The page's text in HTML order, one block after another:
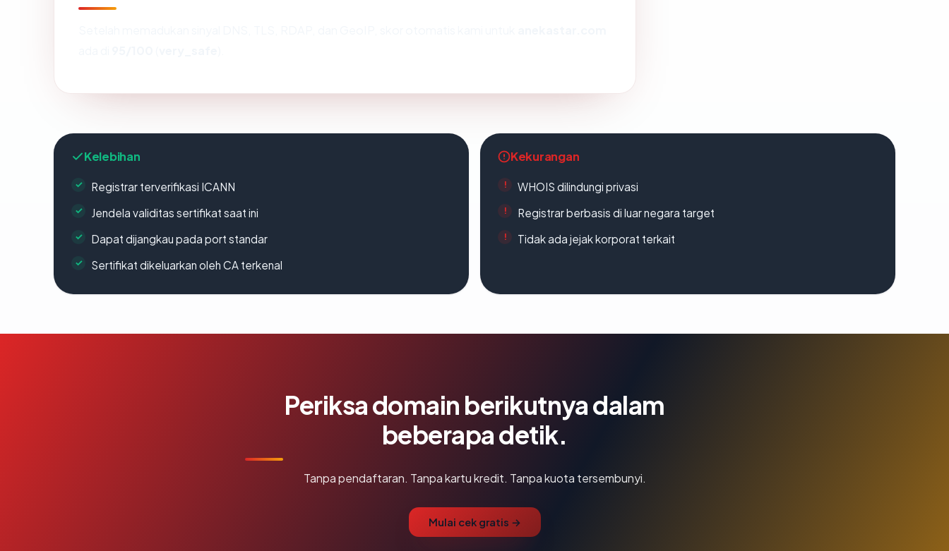
Kelebihan
Registrar terverifikasi ICANN
Jendela validitas sertifikat saat ini
Dapat dijangkau pada port standar
Sertifikat dikeluarkan oleh CA terkenal
Kekurangan
WHOIS dilindungi privasi
Registrar berbasis di luar negara target
Tidak ada jejak korporat terkait
Periksa domain berikutnya dalam
beberapa detik.
Tanpa pendaftaran. Tanpa kartu kredit. Tanpa kuota tersembunyi.
Mulai cek gratis →